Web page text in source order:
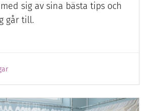
sig av sina bästa tips och
går till.